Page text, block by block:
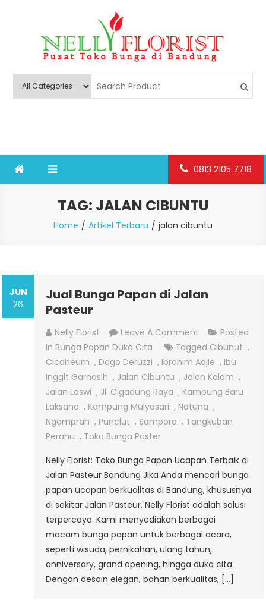
Nelly Florist Bandung
0813 2105 7718
TAG: JALAN CIBUNTU
Home Artikel Terbaru jalan cibuntu
JUN
26
Jual Bunga Papan di Jalan
Pasteur
Nelly Florist Leave A Comment On
Jual
Bunga
Papan
Di
Jalan
Pasteur
Posted
In Bunga Papan Duka Cita Tagged Cibunut ,
Cicaheum , Dago Deruzzi , Ibrahim Adjie , Ibu
Inggit Garnasih , Jalan Cibuntu , Jalan Kolam ,
Jalan Laswi , Jl. Cigadung Raya , Kampung Baru
Laksana , Kampung Mulyasari , Natuna ,
Ngamprah , Punclut , Sampora , Tangkuban
Perahu , Toko Bunga Paster
Nelly Florist: Toko Bunga Papan Ucapan Terbaik di
Jalan Pasteur Bandung Jika Anda mencari bunga
papan ucapan berkualitas di Bandung, khususnya
di sekitar Jalan Pasteur, Nelly Florist adalah solusi
terpercaya. Kami menyediakan berbagai
macam bunga papan untuk berbagai acara,
seperti wisuda, pernikahan, ulang tahun,
anniversary, grand opening, hingga duka cita.
Dengan desain elegan, bahan berkualitas, […]